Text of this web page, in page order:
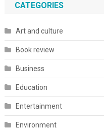
CATEGORIES
Art and culture
Book review
Business
Education
Entertainment
Environment